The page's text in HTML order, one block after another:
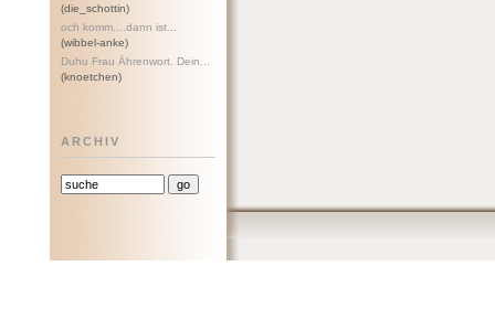
(die_schottin)
och komm....dann ist...
(wibbel-anke)
Duhu Frau Ährenwort. Dein...
(knoetchen)
ARCHIV